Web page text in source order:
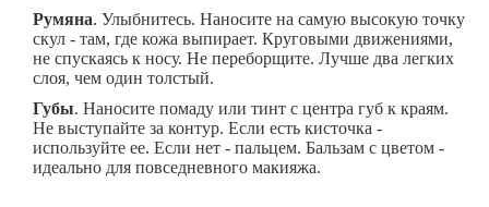
Румяна. Улыбнитесь. Наносите на самую высокую точку
скул - там, где кожа выпирает. Круговыми движениями,
не спускаясь к носу. Не переборщите. Лучше два легких
слоя, чем один толстый.
Губы. Наносите помаду или тинт с центра губ к краям.
Не выступайте за контур. Если есть кисточка -
используйте ее. Если нет - пальцем. Бальзам с цветом -
идеально для повседневного макияжа.